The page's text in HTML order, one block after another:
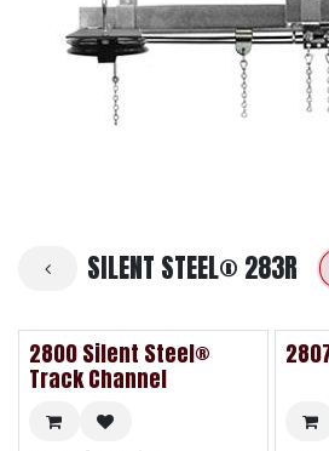
SILENT STEEL® 283R
2800 Silent Steel®
Track Channel